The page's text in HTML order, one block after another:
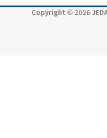
Copyright © 2026